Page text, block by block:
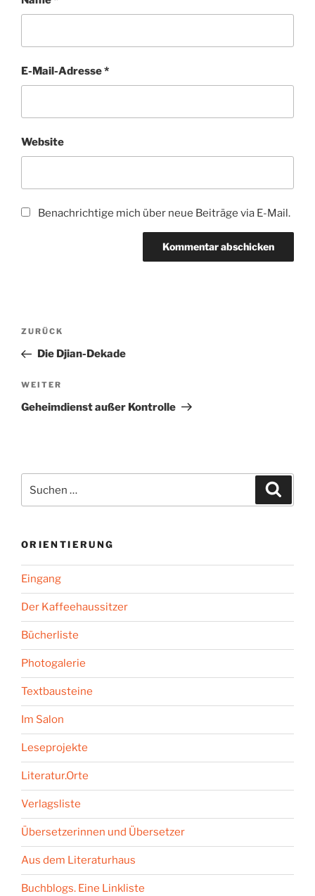
E-Mail-Adresse*
Website
Benachrichtige mich über neue Beiträge via E-Mail.
Beitragsnavigation
Vorheriger
Beitrag
ZURÜCK
Die Djian-Dekade
Nächster
Beitrag
WEITER
Geheimdienst außer Kontrolle
nach:
ORIENTIERUNG
Eingang
Der Kaffeehaussitzer
Bücherliste
Photogalerie
Textbausteine
Im Salon
Leseprojekte
Literatur.Orte
Verlagsliste
Übersetzerinnen und Übersetzer
Aus dem Literaturhaus
Buchblogs. Eine Linkliste